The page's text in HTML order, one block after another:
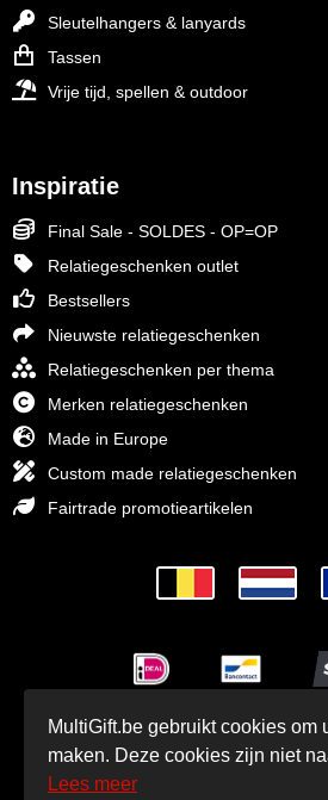
Sleutelhangers & lanyards
Tassen
Vrije tijd, spellen & outdoor
Inspiratie
Final Sale - SOLDES - OP=OP
Relatiegeschenken outlet
Bestsellers
Nieuwste relatiegeschenken
Relatiegeschenken per thema
Merken relatiegeschenken
Made in Europe
Custom made relatiegeschenken
Fairtrade promotieartikelen
© MultiGift
MultiGift.be gebruikt cookies om
maken. Deze cookies zijn niet
Lees meer